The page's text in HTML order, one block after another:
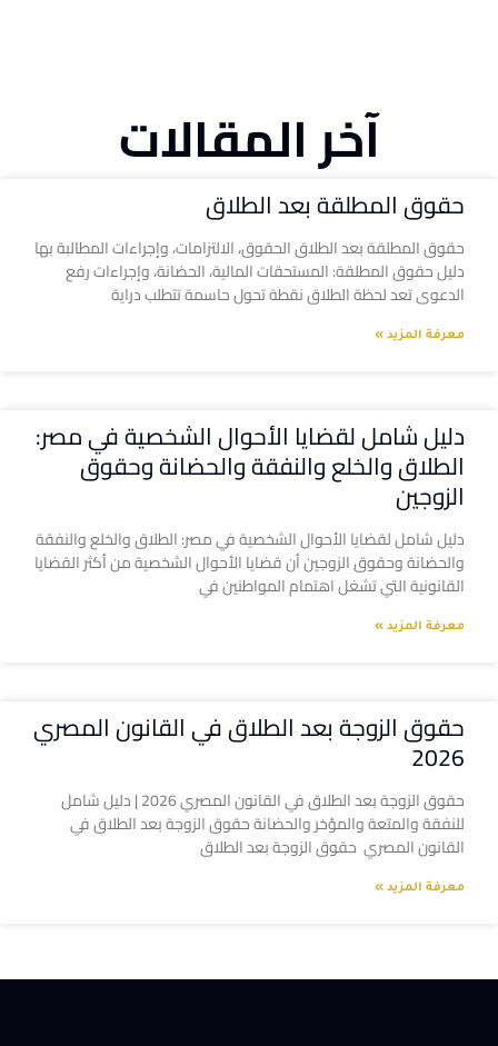
آخر المقالات
حقوق المطلقة بعد الطلاق
حقوق المطلقة بعد الطلاق الحقوق، الالتزامات، وإجراءات المطالبة بها
دليل حقوق المطلقة: المستحقات المالية، الحضانة، وإجراءات رفع
الدعوى تعد لحظة الطلاق نقطة تحول حاسمة تتطلب دراية
معرفة المزيد »
دليل شامل لقضايا الأحوال الشخصية في مصر:
الطلاق والخلع والنفقة والحضانة وحقوق
الزوجين
دليل شامل لقضايا الأحوال الشخصية في مصر: الطلاق والخلع والنفقة
والحضانة وحقوق الزوجين أن قضايا الأحوال الشخصية من أكثر القضايا
القانونية التي تشغل اهتمام المواطنين في
معرفة المزيد »
حقوق الزوجة بعد الطلاق في القانون المصري
2026
حقوق الزوجة بعد الطلاق في القانون المصري 2026 | دليل شامل
للنفقة والمتعة والمؤخر والحضانة حقوق الزوجة بعد الطلاق في
القانون المصري حقوق الزوجة بعد الطلاق
معرفة المزيد »